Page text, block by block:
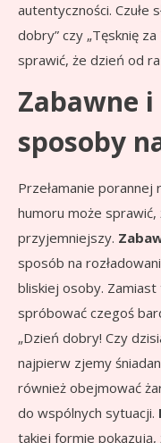
autentyczności. Czułe
dobry” czy „Tęsknię
sprawić, że dzień od
Zabawne
sposoby
Przełamanie
humoru może
przyjemniejszy.
sposób na
bliskiej osoby.
spróbować czegoś
„Dzień dobry! Czy
najpierw zjemy
również obejmować
do wspólnych sytuacji.
takiej formie